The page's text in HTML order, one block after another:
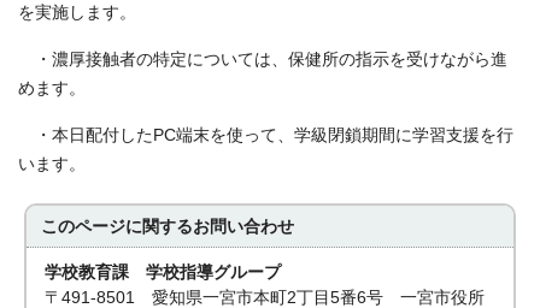
を実施します。
・濃厚接触者の特定については、保健所の指示を受けながら進
めます。
・本日配付したPC端末を使って、学級閉鎖期間に学習支援を行
います。
このページに関するお問い合わせ
学校教育課 学校指導グループ
〒491-8501 愛知県一宮市本町2丁目5番6号 一宮市役所